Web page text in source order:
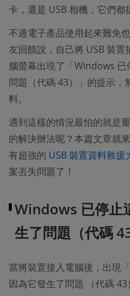
卡，還是 USB 相機，它們都
不過電子產品使用起來難免
友回饋說，自己將 USB 裝
腦螢幕出現了「Windows
問題（代碼 43）」的提示，
料。
遇到這樣的情況最怕的就是
的解決辦法呢？本篇文章就
有超強的 USB 裝置資料救援
案丟失問題了！
Windows 已停止
生了問題（代碼
當將裝置接入電腦後，出現
因為它發生了問題 （代碼